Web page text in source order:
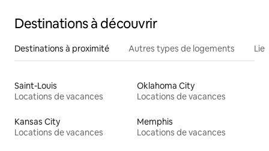
Destinations à découvrir
Destinations à proximité Autres types de logements
Saint-Louis
Locations de vacances
Oklahoma City
Locations de vacances
Kansas City
Locations de vacances
Memphis
Locations de vacances